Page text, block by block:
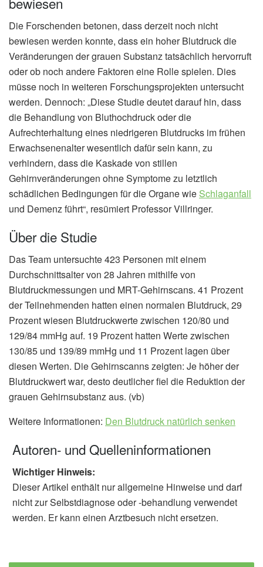
Die Forschenden betonen, dass derzeit noch nicht
bewiesen werden konnte, dass ein hoher Blutdruck die
Veränderungen der grauen Substanz tatsächlich hervorruft
oder ob noch andere Faktoren eine Rolle spielen. Dies
müsse noch in weiteren Forschungsprojekten untersucht
werden. Dennoch: „Diese Studie deutet darauf hin, dass
die Behandlung von Bluthochdruck oder die
Aufrechterhaltung eines niedrigeren Blutdrucks im frühen
Erwachsenenalter wesentlich dafür sein kann, zu
verhindern, dass die Kaskade von stillen
Gehirnveränderungen ohne Symptome zu letztlich
schädlichen Bedingungen für die Organe wie Schlaganfall
und Demenz führt“, resümiert Professor Villringer.
Über die Studie
Das Team untersuchte 423 Personen mit einem
Durchschnittsalter von 28 Jahren mithilfe von
Blutdruckmessungen und MRT-Gehirnscans. 41 Prozent
der Teilnehmenden hatten einen normalen Blutdruck, 29
Prozent wiesen Blutdruckwerte zwischen 120/80 und
129/84 mmHg auf. 19 Prozent hatten Werte zwischen
130/85 und 139/89 mmHg und 11 Prozent lagen über
diesen Werten. Die Gehirnscanns zeigten: Je höher der
Blutdruckwert war, desto deutlicher fiel die Reduktion der
grauen Gehirnsubstanz aus. (vb)
Weitere Informationen: Den Blutdruck natürlich senken
Autoren- und Quelleninformationen
Wichtiger Hinweis:
Dieser Artikel enthält nur allgemeine Hinweise und darf
nicht zur Selbstdiagnose oder -behandlung verwendet
werden. Er kann einen Arztbesuch nicht ersetzen.